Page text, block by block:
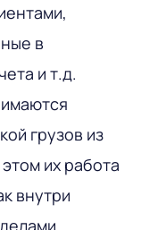
в
и т.д.
грузов из
их работа
внутри